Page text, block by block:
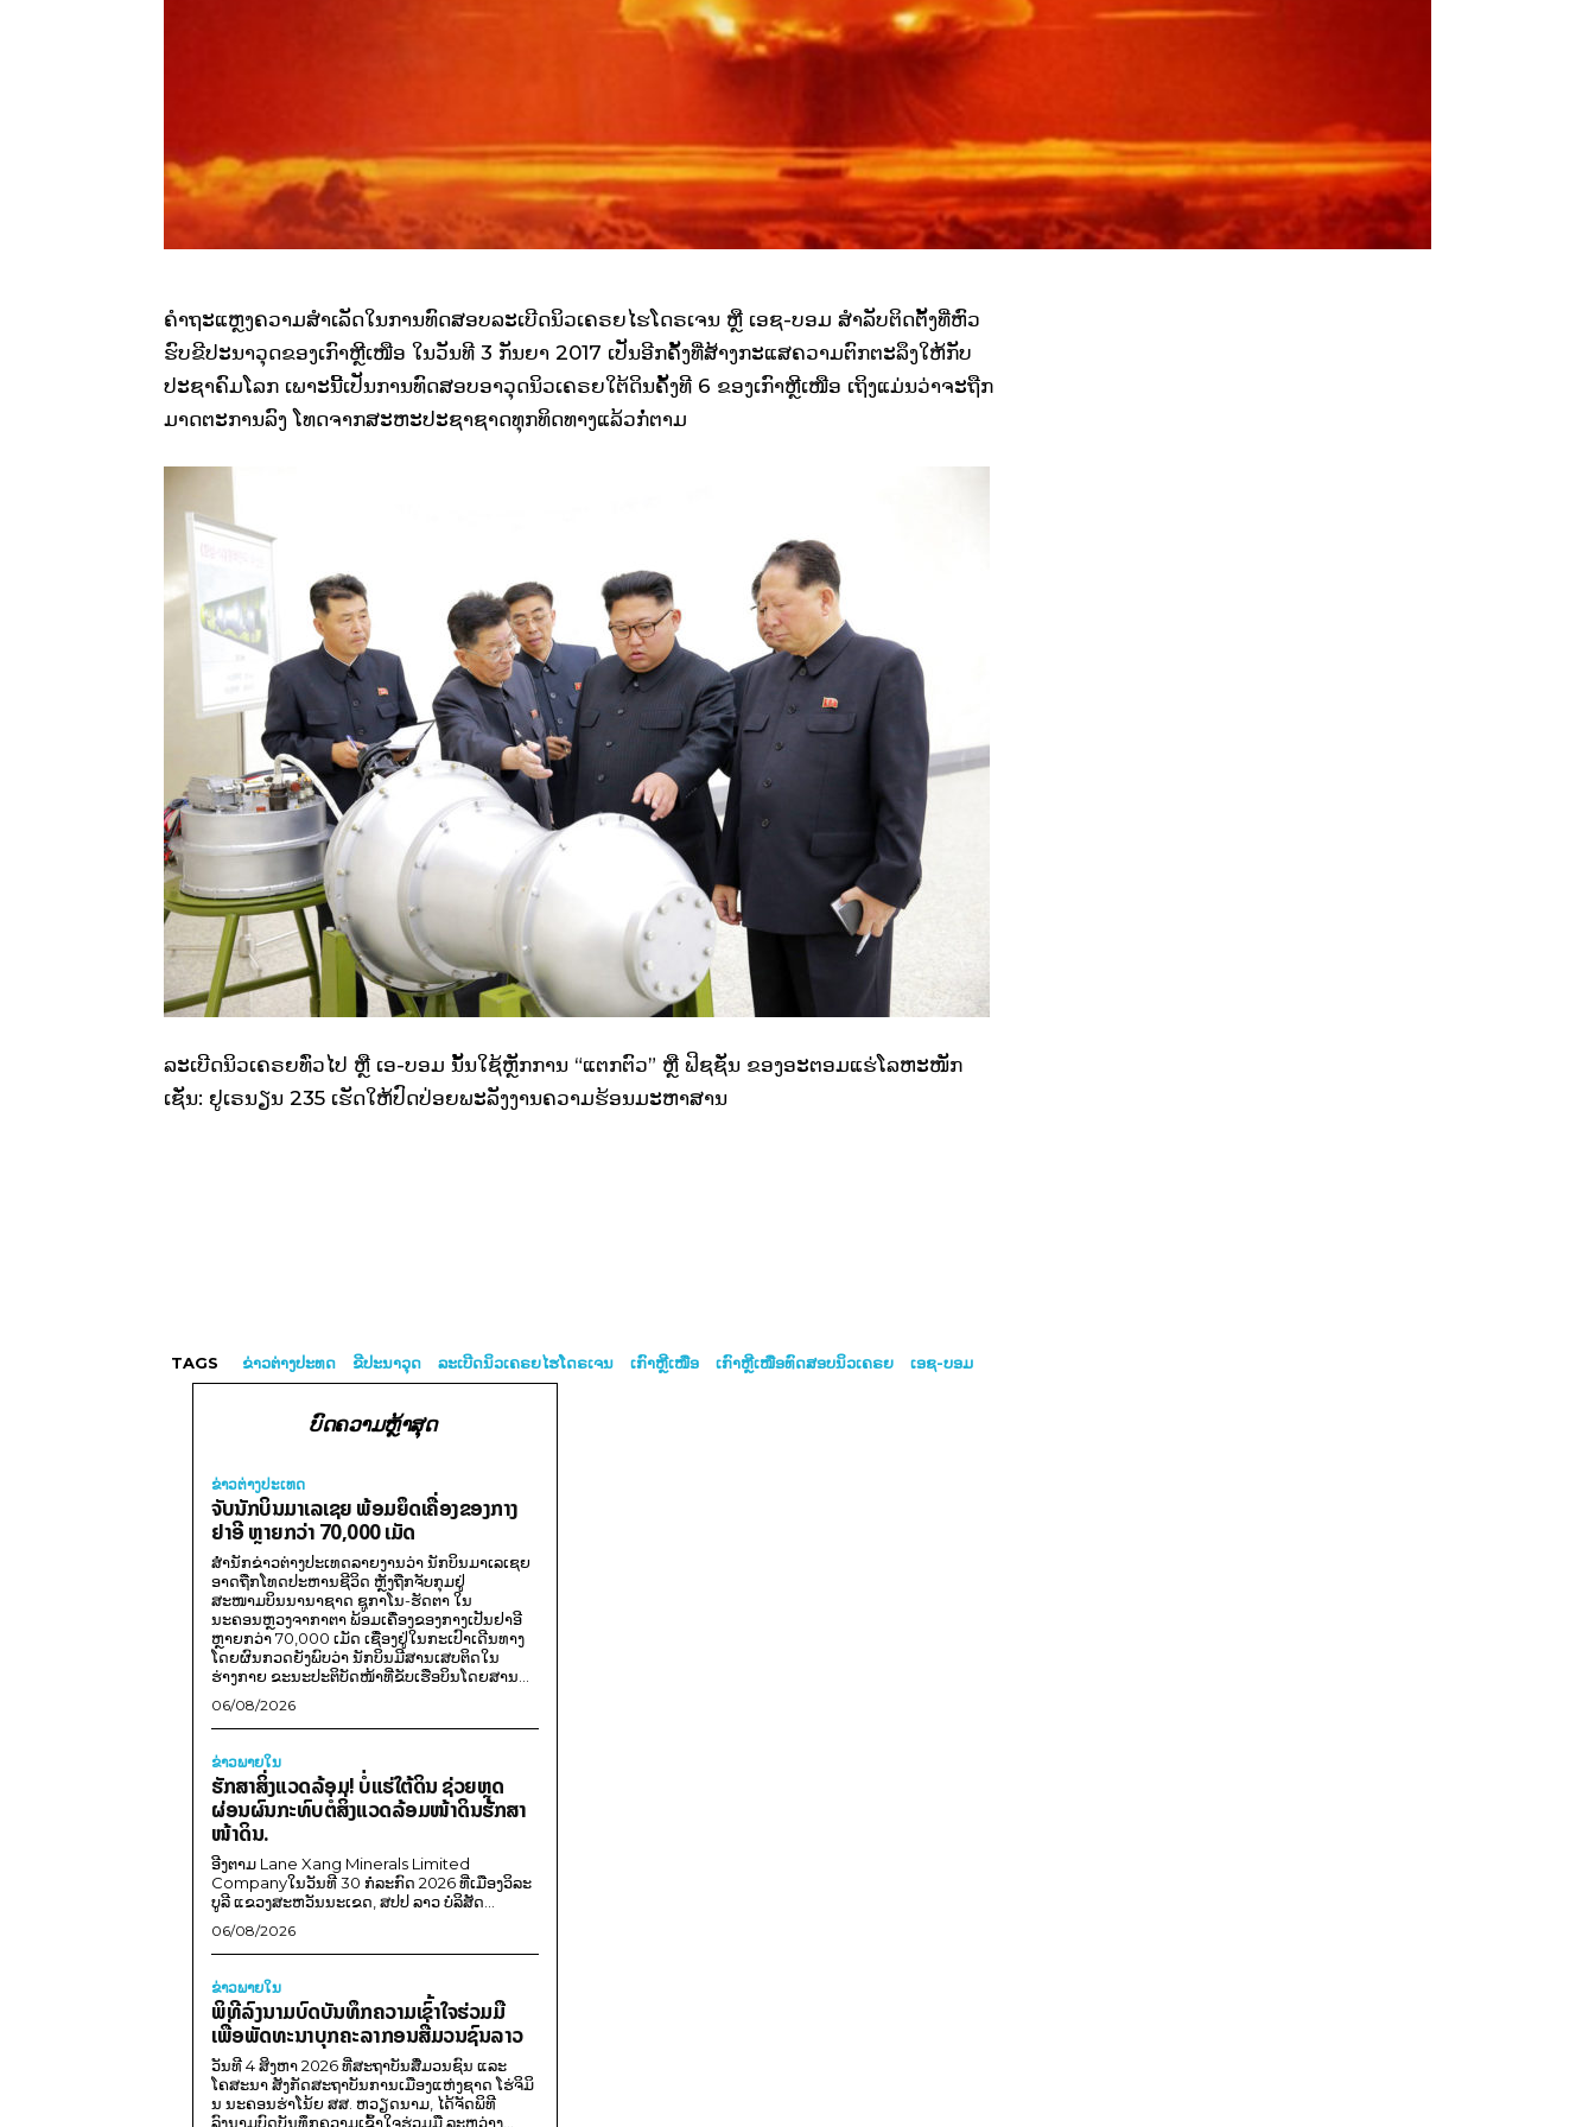
ຄຳຖະແຫຼງຄວາມສຳເລັດໃນການທົດສອບລະເບີດນິວເຄຣຍໄຮໂດຣເຈນ ຫຼື ເອຊ-ບອມ ສຳລັບຕິດຕັ້ງທີ່ຫົວ
ຮົບຂີປະນາວຸດຂອງເກົາຫຼີເໜືອ ໃນວັນທີ 3 ກັນຍາ 2017 ເປັນອີກຄັ້ງທີ່ສ້າງກະແສຄວາມຕົກຕະລຶງໃຫ້ກັບ
ປະຊາຄົມໂລກ ເພາະນີ້ເປັນການທົດສອບອາວຸດນິວເຄຣຍໃຕ້ດິນຄັ້ງທີ 6 ຂອງເກົາຫຼີເໜືອ ເຖິງແມ່ນວ່າຈະຖືກ
ມາດຕະການລົງ ໂທດຈາກສະຫະປະຊາຊາດທຸກທິດທາງແລ້ວກໍ່ຕາມ
ລະເບີດນິວເຄຣຍທົ່ວໄປ ຫຼື ເອ-ບອມ ນັ້ນໃຊ້ຫຼັກການ “ແຕກຕົວ” ຫຼື ຟິຊຊັ່ນ ຂອງອະຕອມແຮ່ໂລຫະໜັກ
ເຊັ່ນ: ຢູເຣນຽນ 235 ເຮັດໃຫ້ປົດປ່ອຍພະລັງງານຄວາມຮ້ອນມະຫາສານ
TAGS ຂ່າວຕ່າງປະທດ ຂີປະນາວຸດ ລະເບີດນິວເຄຣຍໄຮໂດຣເຈນ ເກົາຫຼີເໜືອ ເກົາຫຼີເໜືອທົດສອບນິວເຄຣຍ ເອຊ-ບອມ
ບົດຄວາມຫຼ້າສຸດ
ຂ່າວຕ່າງປະເທດ
ຈັບນັກບິນມາເລເຊຍ ພ້ອມຍຶດເຄື່ອງຂອງກາງ
ຢາອີ ຫຼາຍກວ່າ 70,000 ເມັດ
ສຳນັກຂ່າວຕ່າງປະເທດລາຍງານວ່າ ນັກບິນມາເລເຊຍ
ອາດຖືກໂທດປະຫານຊີວິດ ຫຼັງຖືກຈັບກຸມຢູ່
ສະໜາມບິນນານາຊາດ ຊູກາໂນ-ຮັດຕາ ໃນ
ນະຄອນຫຼວງຈາກາຕາ ພ້ອມເຄື່ອງຂອງກາງເປັນຢາອີ
ຫຼາຍກວ່າ 70,000 ເມັດ ເຊື່ອງຢູ່ໃນກະເປົາເດີນທາງ
ໂດຍຜົນກວດຍັງພົບວ່າ ນັກບິນມີສານເສບຕິດໃນ
ຮ່າງກາຍ ຂະນະປະຕິບັດໜ້າທີ່ຂັບເຮືອບິນໂດຍສານ...
06/08/2026
ຂ່າວພາຍ​ໃນ
ຮັກສາສິ່ງແວດລ້ອມ! ບໍ່ແຮ່ໃຕ້ດິນ ຊ່ວຍຫຼຸດ
ຜ່ອນຜົນກະທົບຕໍ່ສິ່ງແວດລ້ອມໜ້າດິນຮັກສາ
ໜ້າດິນ.
ອີງຕາມ Lane Xang Minerals Limited
Companyໃນວັນທີ 30 ກໍລະກົດ 2026 ທີ່ເມືອງວິລະ
ບູລີ ແຂວງສະຫວັນນະເຂດ, ສປປ ລາວ ບໍລິສັດ...
06/08/2026
ຂ່າວພາຍ​ໃນ
ພິທີລົງນາມບົດບັນທຶກຄວາມເຂົ້າໃຈຮ່ວມມື
ເພື່ອພັດທະນາບຸກຄະລາກອນສື່ມວນຊົນລາວ
ວັນທີ 4 ສິງຫາ 2026 ທີ່ສະຖາບັນສື່ມວນຊົນ ແລະ
ໂຄສະນາ ສັງກັດສະຖາບັນການເມືອງແຫ່ງຊາດ ໂຮ່ຈິມິ
ນ ນະຄອນຮ່າໂນ້ຍ ສສ. ຫວຽດນາມ, ໄດ້ຈັດພິທີ
ລົງນາມບົດບັນທຶກຄວາມເຂົ້າໃຈຮ່ວມມື ລະຫວ່າງ...